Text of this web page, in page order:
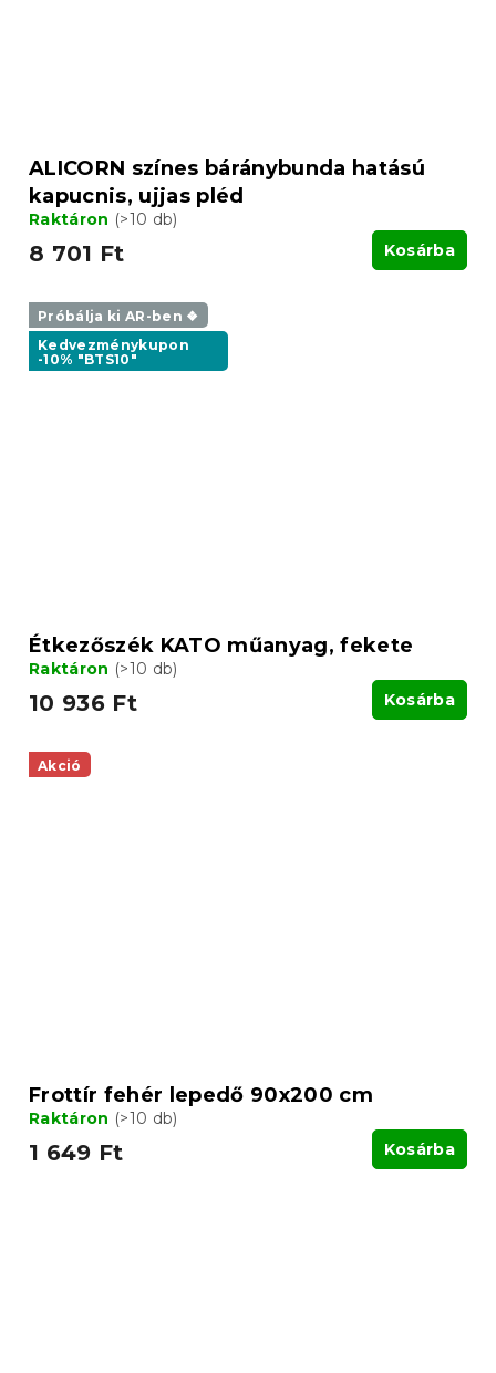
ALICORN színes báránybunda hatású
kapucnis, ujjas pléd
Raktáron (>10 db)
8 701 Ft Kosárba
Próbálja ki AR-ben ❖
Kedvezménykupon
-10% "BTS10"
Étkezőszék KATO műanyag, fekete
Raktáron (>10 db)
10 936 Ft Kosárba
Akció
Frottír fehér lepedő 90x200 cm
Raktáron (>10 db)
1 649 Ft Kosárba